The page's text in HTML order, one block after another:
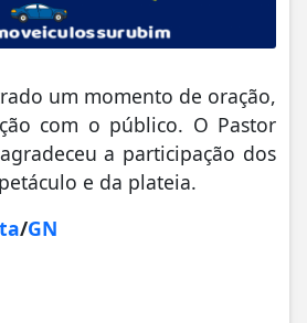
um momento de oração,
com o público. O Pastor
a participação dos
e da plateia.
/GN